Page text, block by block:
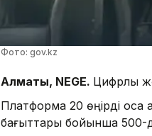
Фото: gov.kz
Алматы, NEGE. Цифрлық
Платформа 20 өңірді
бағыттары бойынша 500-